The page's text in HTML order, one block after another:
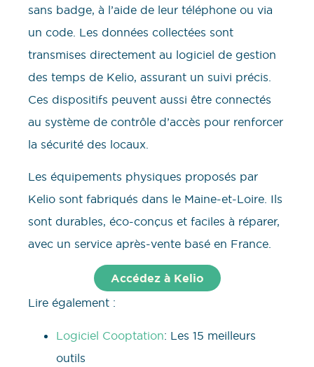
sans badge, à l’aide de leur téléphone ou via
un code. Les données collectées sont
transmises directement au logiciel de gestion
des temps de Kelio, assurant un suivi précis.
Ces dispositifs peuvent aussi être connectés
au système de contrôle d’accès pour renforcer
la sécurité des locaux.
Les équipements physiques proposés par
Kelio sont fabriqués dans le Maine-et-Loire. Ils
sont durables, éco-conçus et faciles à réparer,
avec un service après-vente basé en France.
Accédez à Kelio
Lire également :
Logiciel Cooptation: Les 15 meilleurs
outils